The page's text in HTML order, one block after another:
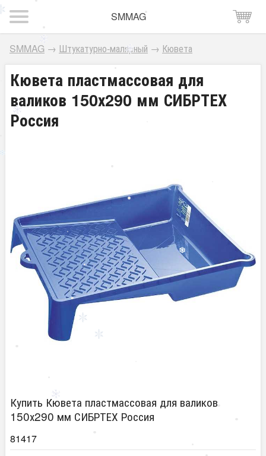
SMMAG
SMMAG → Штукатурно-малярный → Кювета
Кювета пластмассовая для
валиков 150х290 мм СИБРТЕХ
Россия
Купить Кювета пластмассовая для валиков
150х290 мм СИБРТЕХ Россия
81417